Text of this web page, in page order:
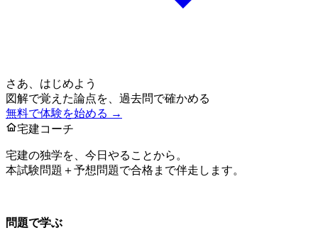
さあ、はじめよう
図解で覚えた論点を、過去問で確かめる
無料で体験を始める →
宅建コーチ
宅建の独学を、今日やることから。
本試験問題＋予想問題で合格まで伴走します。
問題で学ぶ